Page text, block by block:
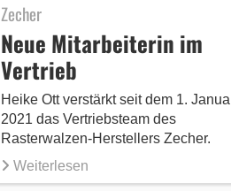
Zecher
Neue Mitarbeiterin im
Vertrieb
Heike Ott verstärkt seit dem 1.
2021 das Vertriebsteam des
Rasterwalzen-Herstellers Zecher.
Weiterlesen